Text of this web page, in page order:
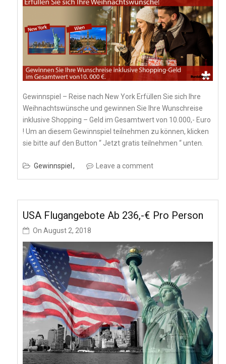
Gewinnspiel – Reise nach New York Erfüllen Sie sich Ihre
Weihnachtswünsche und gewinnen Sie Ihre Wunschreise
inklusive Shopping – Geld im Gesamtwert von 10.000,- Euro
! Um an diesem Gewinnspiel teilnehmen zu können, klicken
sie bitte auf den Button “ Jetzt gratis teilnehmen “ unten.
Gewinnspiel Leave a comment
USA Flugangebote Ab 236,-€ Pro Person
On August 2, 2018